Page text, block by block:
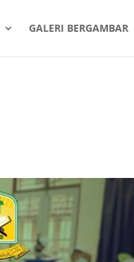
GALERI BERGAMBAR